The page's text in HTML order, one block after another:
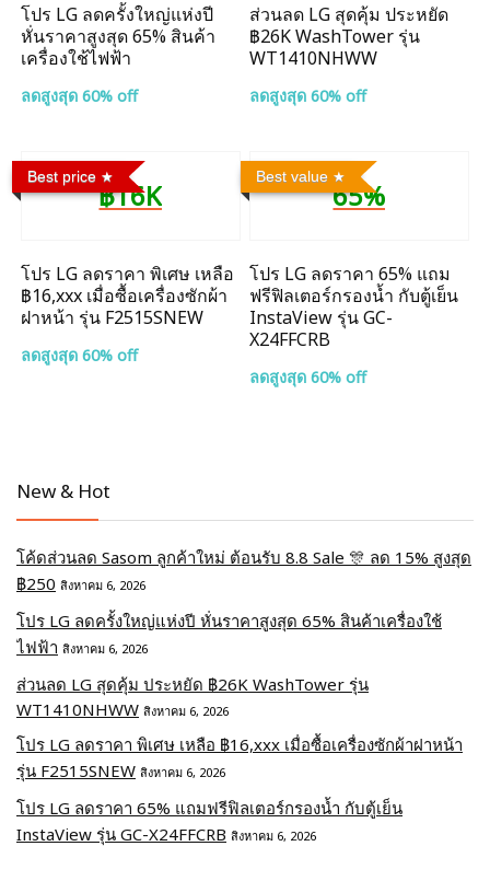
โปร LG ลดครั้งใหญ่แห่งปี
หั่นราคาสูงสุด 65% สินค้า
เครื่องใช้ไฟฟ้า
ลดสูงสุด 60% off
ส่วนลด LG สุดคุ้ม ประหยัด
฿26K WashTower รุ่น
WT1410NHWW
ลดสูงสุด 60% off
Best price
฿16K
โปร LG ลดราคา พิเศษ เหลือ
฿16,xxx เมื่อซื้อเครื่องซักผ้า
ฝาหน้า รุ่น F2515SNEW
ลดสูงสุด 60% off
Best value
65%
โปร LG ลดราคา 65% แถม
ฟรีฟิลเตอร์กรองน้ำ กับตู้เย็น
InstaView รุ่น GC-
X24FFCRB
ลดสูงสุด 60% off
New & Hot
โค้ดส่วนลด Sasom ลูกค้าใหม่ ต้อนรับ 8.8 Sale 🎊 ลด 15% สูงสุด
฿250 สิงหาคม 6, 2026
โปร LG ลดครั้งใหญ่แห่งปี หั่นราคาสูงสุด 65% สินค้าเครื่องใช้
ไฟฟ้า สิงหาคม 6, 2026
ส่วนลด LG สุดคุ้ม ประหยัด ฿26K WashTower รุ่น
WT1410NHWW สิงหาคม 6, 2026
โปร LG ลดราคา พิเศษ เหลือ ฿16,xxx เมื่อซื้อเครื่องซักผ้าฝาหน้า
รุ่น F2515SNEW สิงหาคม 6, 2026
โปร LG ลดราคา 65% แถมฟรีฟิลเตอร์กรองน้ำ กับตู้เย็น
InstaView รุ่น GC-X24FFCRB สิงหาคม 6, 2026